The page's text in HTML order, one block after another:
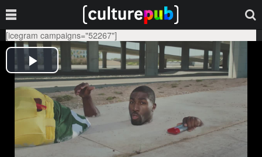
[icegram campaigns="52267"]